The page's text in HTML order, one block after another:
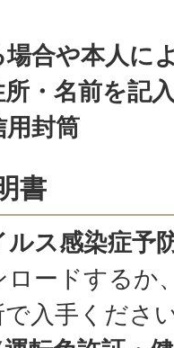
合や本人に
・名前を記
用封筒
書
ス感染症予
ードするか
入手くださ